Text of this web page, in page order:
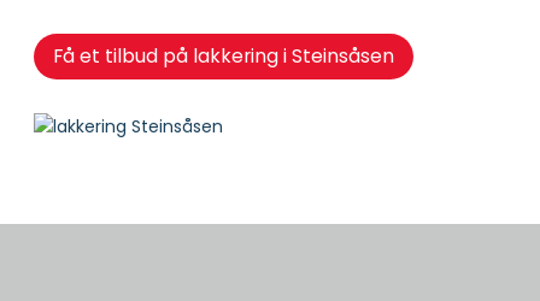
Få et tilbud på lakkering i Steinsåsen